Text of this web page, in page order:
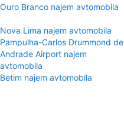
Ouro Branco najem avtomobila
Nova Lima najem avtomobila
Pampulha-Carlos Drummond de
Andrade Airport najem
avtomobila
Betim najem avtomobila